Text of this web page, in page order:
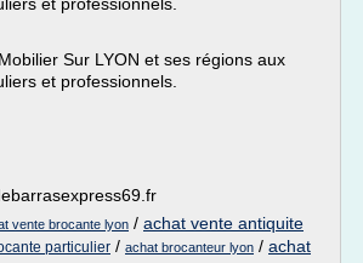
Sur LYON et ses régions aux
et professionnels.
vente brocante lyon / achat vente antiquite
particulier / achat brocanteur lyon / achat